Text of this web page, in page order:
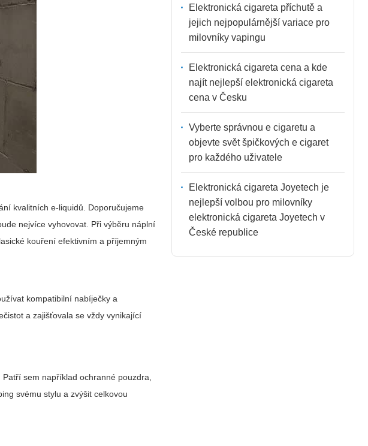
kvalitních e-liquidů. Doporučujeme
nejvíce vyhovovat. Při výběru náplní
kouření efektivním a příjemným
kompatibilní nabíječky a
a zajišťovala se vždy vynikající
sem například ochranné pouzdra,
svému stylu a zvýšit celkovou
Elektronická cigareta příchutě a
jejich nejpopulárnější variace pro
milovníky vapingu
Elektronická cigareta cena a kde
najít nejlepší elektronická cigareta
cena v Česku
Vyberte správnou e cigaretu a
objevte svět špičkových e cigaret
pro každého uživatele
Elektronická cigareta Joyetech je
nejlepší volbou pro milovníky
elektronická cigareta Joyetech v
České republice